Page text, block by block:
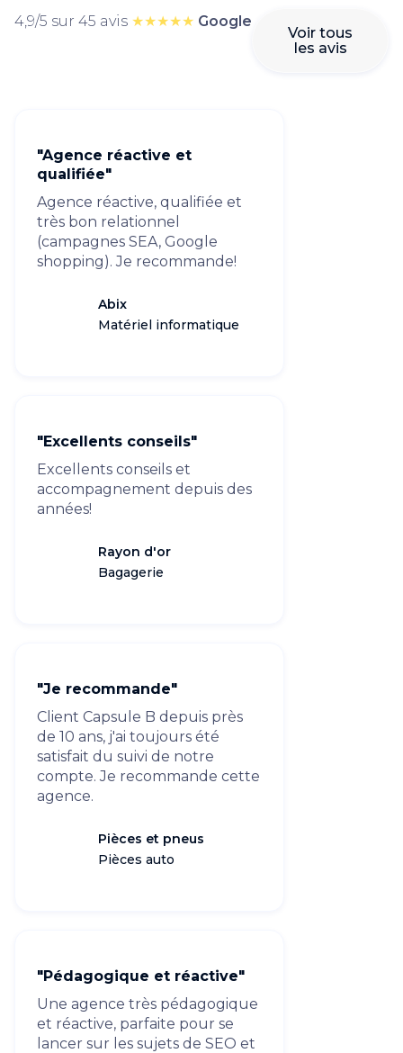
4,9/5 sur 45 avis ★★★★★ Google
Voir tous
les avis
"Agence réactive et
qualifiée"
Agence réactive, qualifiée et
très bon relationnel
(campagnes SEA, Google
shopping). Je recommande!
Abix
Matériel informatique
"Excellents conseils"
Excellents conseils et
accompagnement depuis des
années!
Rayon d'or
Bagagerie
"Je recommande"
Client Capsule B depuis près
de 10 ans, j'ai toujours été
satisfait du suivi de notre
compte. Je recommande cette
agence.
Pièces et pneus
Pièces auto
"Pédagogique et réactive"
Une agence très pédagogique
et réactive, parfaite pour se
lancer sur les sujets de SEO et